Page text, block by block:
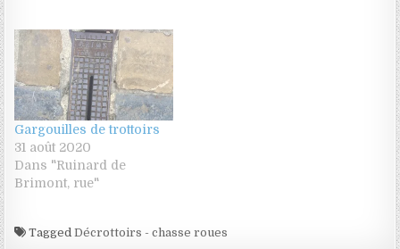
Gargouilles de trottoirs
31 août 2020
Dans "Ruinard de
Brimont, rue"
TaggedDécrottoirs - chasse roues